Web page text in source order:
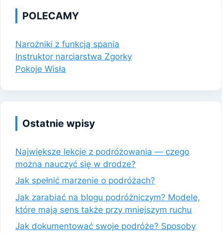
POLECAMY
Narożniki z funkcją spania
Instruktor narciarstwa Zgorky
Pokoje Wisła
Ostatnie wpisy
Największe lekcje z podróżowania — czego
można nauczyć się w drodze?
Jak spełnić marzenie o podróżach?
Jak zarabiać na blogu podróżniczym? Modele,
które mają sens także przy mniejszym ruchu
Jak dokumentować swoje podróże? Sposoby